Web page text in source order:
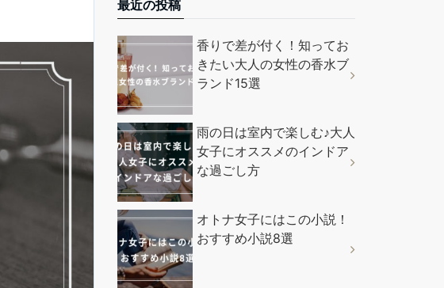
最近の投稿
香りで差が付く！知ってお
きたい大人の女性の香水ブ
ランド15選
雨の日は室内で楽しむ♪大人
女子にオススメのインドア
な過ごし方
オトナ女子にはこの小説！
おすすめ小説8選